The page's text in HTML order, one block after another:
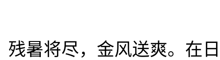
残暑将尽，金风送爽。在